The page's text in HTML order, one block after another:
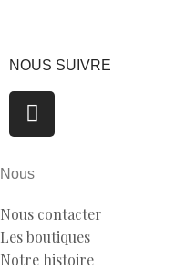
NOUS SUIVRE
Nous
Nous contacter
Les boutiques
Notre histoire